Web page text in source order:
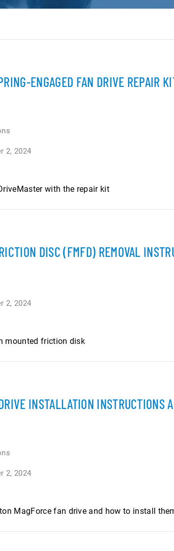
ENGAGED FAN DRIVE REPAIR
2, 2024
with the repair kit
DISC (FMFD) REMOVAL
2, 2024
mounted friction disk
INSTALLATION INSTRUCTIONS
2, 2024
MagForce fan drive and how to install